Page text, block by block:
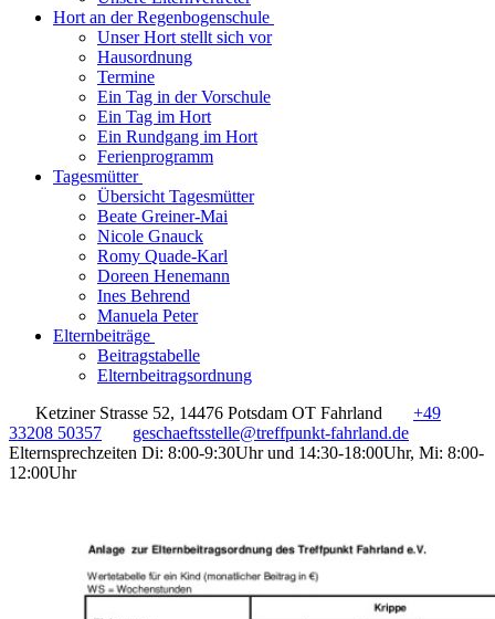
Hort an der Regenbogenschule
Unser Hort stellt sich vor
Hausordnung
Termine
Ein Tag in der Vorschule
Ein Tag im Hort
Ein Rundgang im Hort
Ferienprogramm
Tagesmütter
Übersicht Tagesmütter
Beate Greiner-Mai
Nicole Gnauck
Romy Quade-Karl
Doreen Henemann
Ines Behrend
Manuela Peter
Elternbeiträge
Beitragstabelle
Elternbeitragsordnung
Ketziner Strasse 52, 14476 Potsdam OT Fahrland
+49
33208 50357
geschaeftsstelle@treffpunkt-fahrland.de
Elternsprechzeiten Di: 8:00-9:30Uhr und 14:30-18:00Uhr, Mi: 8:00-
12:00Uhr